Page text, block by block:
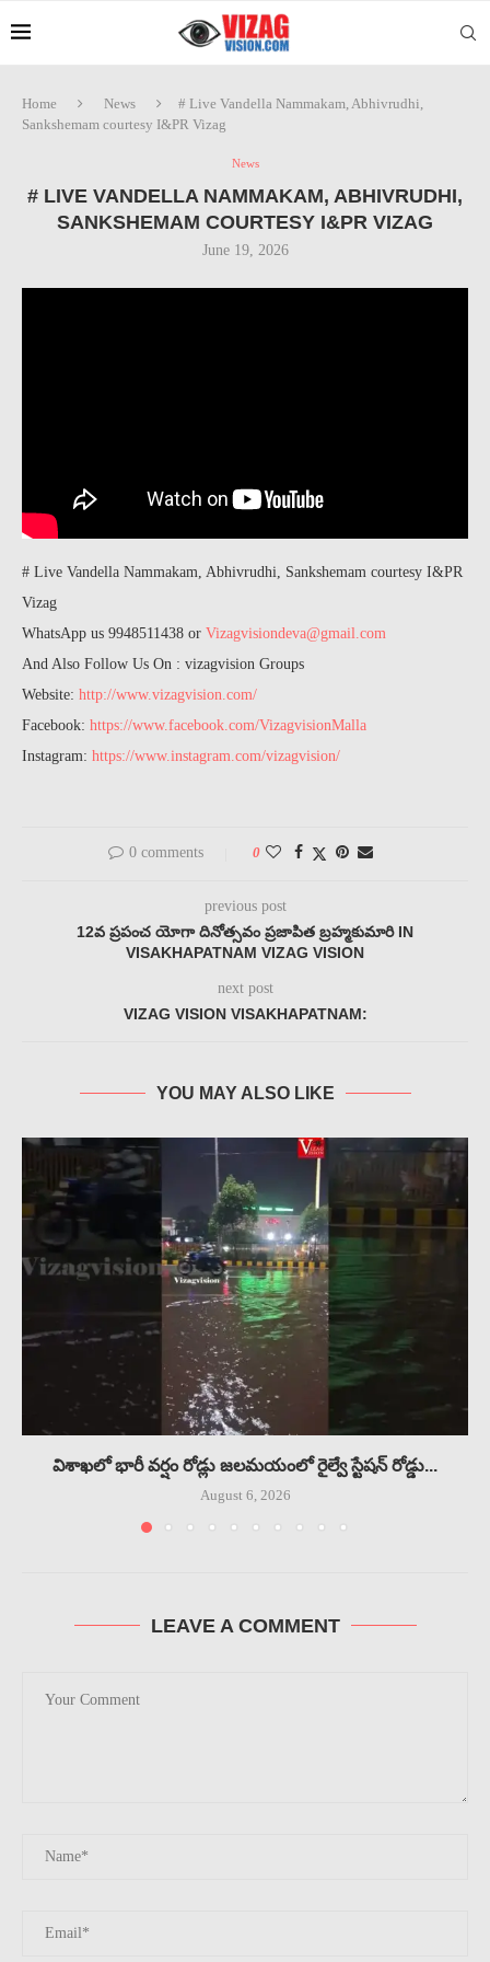
Home News
# Live Vandella Nammakam, Abhivrudhi,
Sankshemam courtesy I&PR Vizag
News
# LIVE VANDELLA NAMMAKAM, ABHIVRUDHI,
SANKSHEMAM COURTESY I&PR VIZAG
June 19, 2026
# Live Vandella Nammakam, Abhivrudhi, Sankshemam courtesy I&PR
Vizag
WhatsApp us 9948511438 or Vizagvisiondeva@gmail.com
And Also Follow Us On : vizagvision Groups
Website: http://www.vizagvision.com/
Facebook: https://www.facebook.com/VizagvisionMalla
Instagram: https://www.instagram.com/vizagvision/
0 comments 0
previous post
12వ ప్రపంచ యోగా దినోత్సవం ప్రజాపిత బ్రహ్మకుమారి IN
VISAKHAPATNAM VIZAG VISION
next post
VIZAG VISION VISAKHAPATNAM:
YOU MAY ALSO LIKE
విశాఖలో భారీ వర్షం రోడ్లు జలమయంలో రైల్వే స్టేషన్ రోడ్డు...
August 6, 2026
LEAVE A COMMENT